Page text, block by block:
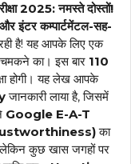
2025: नमस्ते दोस्तों!
इंटर कम्पार्टमेंटल-सह-
है! यह आपके लिए एक
चमकने का। इस बार 110
होगी। यह लेख आपके
जानकारी लाया है, जिसमें
Google E-A-T
का
लेकिन कुछ खास जगहों पर